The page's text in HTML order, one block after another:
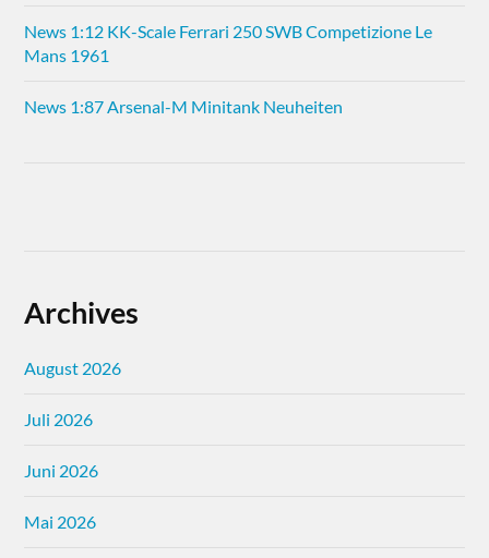
News 1:12 KK-Scale Ferrari 250 SWB Competizione Le
Mans 1961
News 1:87 Arsenal-M Minitank Neuheiten
Archives
August 2026
Juli 2026
Juni 2026
Mai 2026